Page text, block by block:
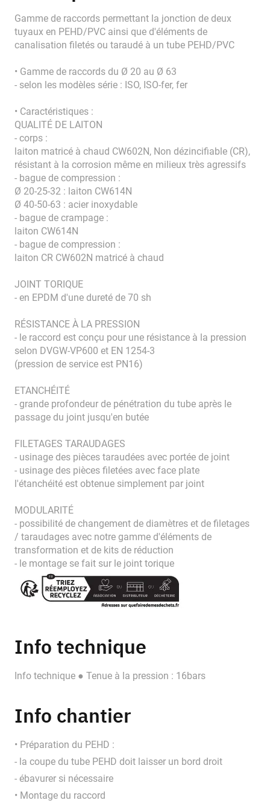
Gamme de raccords permettant la jonction de deux
tuyaux en PEHD/PVC ainsi que d'éléments de
canalisation filetés ou taraudé à un tube PEHD/PVC
• Gamme de raccords du Ø 20 au Ø 63
- selon les modèles série : ISO, ISO-fer, fer
• Caractéristiques :
QUALITÉ DE LAITON
- corps :
laiton matricé à chaud CW602N, Non dézincifiable (CR),
résistant à la corrosion même en milieux très agressifs
- bague de compression :
Ø 20-25-32 : laiton CW614N
Ø 40-50-63 : acier inoxydable
- bague de crampage :
laiton CW614N
- bague de compression :
laiton CR CW602N matricé à chaud
JOINT TORIQUE
- en EPDM d'une dureté de 70 sh
RÉSISTANCE À LA PRESSION
- le raccord est conçu pour une résistance à la pression
selon DVGW-VP600 et EN 1254-3
(pression de service est PN16)
ETANCHÉITÉ
- grande profondeur de pénétration du tube après le
passage du joint jusqu'en butée
FILETAGES TARAUDAGES
- usinage des pièces taraudées avec portée de joint
- usinage des pièces filetées avec face plate
l'étanchéité est obtenue simplement par joint
MODULARITÉ
- possibilité de changement de diamètres et de filetages
/ taraudages avec notre gamme d'éléments de
transformation et de kits de réduction
- le montage se fait sur le joint torique
Info technique
Info technique ● Tenue à la pression : 16bars
Info chantier
• Préparation du PEHD :
- la coupe du tube PEHD doit laisser un bord droit
- ébavurer si nécessaire
• Montage du raccord